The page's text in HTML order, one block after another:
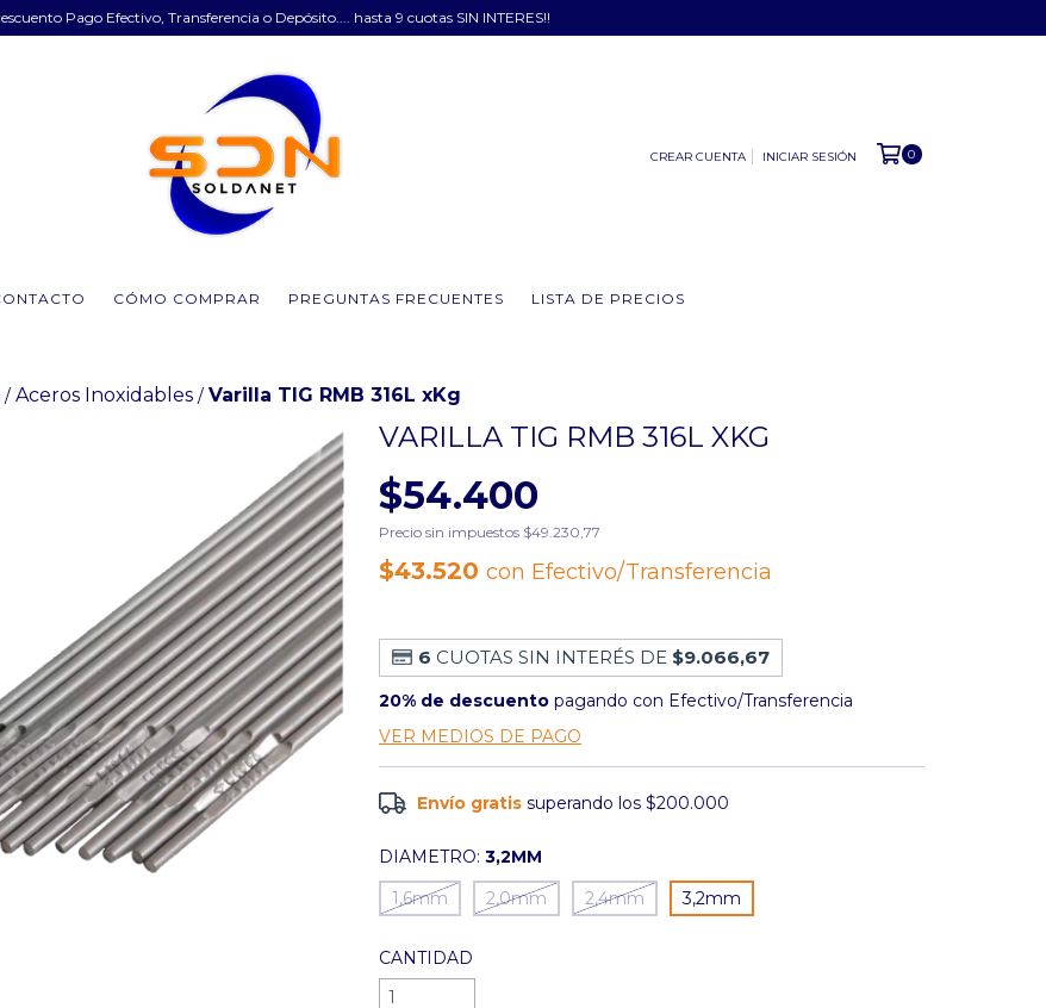
Pago Efectivo, Transferencia o Depósito.... hasta 9 cuotas SIN INTERES!!
CREAR CUENTA INICIAR SESIÓN 0
CÓMO COMPRAR PREGUNTAS FRECUENTES LISTA DE PRECIOS
/ Aceros Inoxidables / Varilla TIG RMB 316L xKg
VARILLA TIG RMB 316L XKG
$54.400
Precio sin impuestos $49.230,77
$43.520con Efectivo/Transferencia
6 CUOTAS SIN INTERÉS DE $9.066,67
20% de descuento pagando con Efectivo/Transferencia
VER MEDIOS DE PAGO
Envío gratis superando los$200.000
DIAMETRO: 3,2MM
1,6mm
2,0mm 2,4mm 3,2mm
CANTIDAD